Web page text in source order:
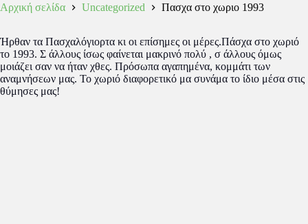
Αρχική σελίδα Uncategorized Πασχα στο χωριο 1993
Ήρθαν τα Πασχαλόγιορτα κι οι επίσημες οι μέρες.Πάσχα στο χωριό
το 1993. Σ άλλους ίσως φαίνεται μακρινό πολύ , σ άλλους όμως
μοιάζει σαν να ήταν χθες. Πρόσωπα αγαπημένα, κομμάτι των
αναμνήσεων μας. Το χωριό διαφορετικό μα συνάμα το ίδιο μέσα στις
θύμησες μας!